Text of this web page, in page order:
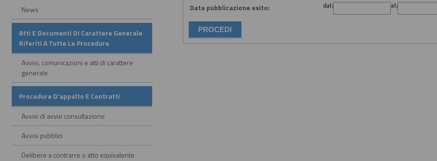
News
Atti E Documenti Di Carattere Generale
Riferiti A Tutte Le Procedure
Avvisi, comunicazioni e atti di carattere
generale
Procedure D'appalto E Contratti
Avvisi di avvio consultazione
Avvisi pubblici
Delibere a contrarre o atto equivalente
Data pubblicazione esito:
dal: al: